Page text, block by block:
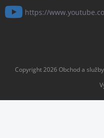
https://
Copyright 2026Obchod a